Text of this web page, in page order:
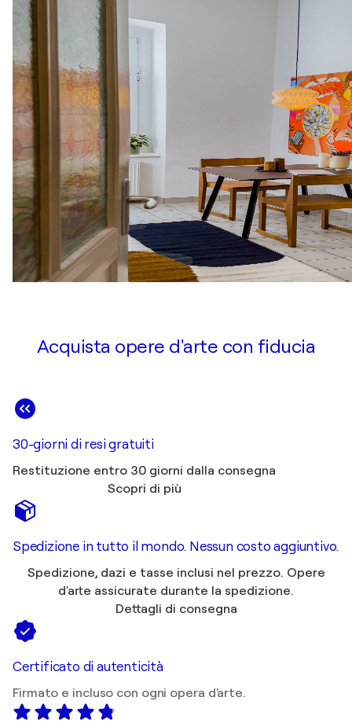
Acquista opere d'arte con fiducia
30-giorni di resi gratuiti
Restituzione entro 30 giorni dalla consegna
Scopri di più
Spedizione in tutto il mondo. Nessun costo aggiuntivo.
Spedizione, dazi e tasse inclusi nel prezzo. Opere
d'arte assicurate durante la spedizione.
Dettagli di consegna
Certificato di autenticità
Firmato e incluso con ogni opera d'arte.